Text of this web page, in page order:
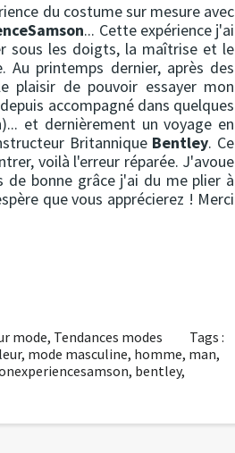
du costume sur mesure avec
... Cette expérience j'ai
sous les doigts, la maîtrise et le
Au printemps dernier, après des
plaisir de pouvoir essayer mon
accompagné dans quelques
et dernièrement un voyage en
Britannique Bentley. Ce
voilà l'erreur réparée. J'avoue
bonne grâce j'ai du me plier à
que vous apprécierez ! Merci
mode, Tendances modes
Tags :
, mode masculine, homme, man,
, bentley,